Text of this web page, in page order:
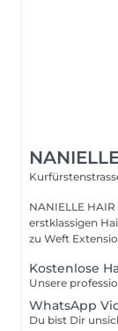
NANIELLE HAIR |
erstklassigen
zu Weft
Kostenlose
WhatsApp